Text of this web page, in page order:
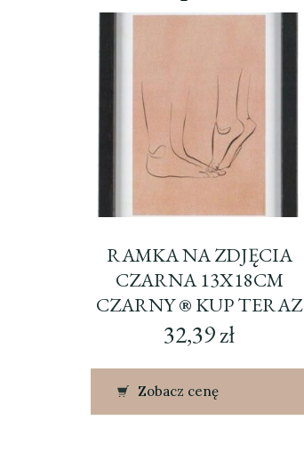
RAMKA NA ZDJĘCIA
CZARNA 13X18CM
CZARNY ® KUP TERAZ
32,39zł
Zobacz cenę